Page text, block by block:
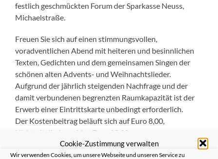
Cookie-Zustimmung verwalten
Wir verwenden Cookies, um unsere Webseite und unseren Service zu
festlich geschmückten Forum der Sparkasse Neuss,
Michaelstraße.
Freuen Sie sich auf einen stimmungsvollen,
voradventlichen Abend mit heiteren und besinnlichen
Texten, Gedichten und dem gemeinsamen Singen der
schönen alten Advents- und Weihnachtslieder.
Aufgrund der jährlich steigenden Nachfrage und der
damit verbundenen begrenzten Raumkapazität ist der
Erwerb einer Eintrittskarte unbedingt erforderlich.
Der Kostenbeitrag beläuft sich auf Euro 8,00,
Nichtmitglieder zahlen Euro 10,00.
Die Eintrittskarten können bei den folgenden